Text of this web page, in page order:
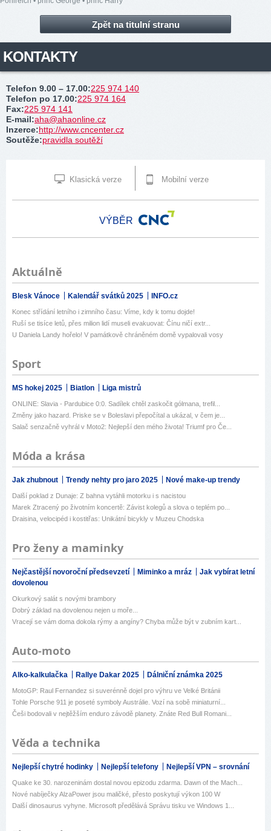
Zpět na titulní stranu
KONTAKTY
Telefon 9.00 – 17.00:225 974 140
Telefon po 17.00:225 974 164
Fax:225 974 141
E-mail:aha@ahaonline.cz
Inzerce:http://www.cncenter.cz
Soutěže:pravidla soutěží
Klasická verze Mobilní verze
VÝBĚR
Aktuálně
Blesk Vánoce Kalendář svátků 2025 INFO.cz
Konec střídání letního i zimního času: Víme, kdy k tomu dojde!
Ruší se tisíce letů, přes milion lidí museli evakuovat: Čínu ničí extr...
U Daniela Landy hořelo! V památkově chráněném domě vypalovali vosy
Sport
MS hokej 2025 Biatlon Liga mistrů
ONLINE: Slavia - Pardubice 0:0. Sadílek chtěl zaskočit gólmana, trefil...
Změny jako hazard. Priske se v Boleslavi přepočítal a ukázal, v čem je...
Salač senzačně vyhrál v Moto2: Nejlepší den mého života! Triumf pro Če...
Móda a krása
Jak zhubnout Trendy nehty pro jaro 2025 Nové make-up trendy
Další poklad z Dunaje: Z bahna vytáhli motorku i s nacistou
Marek Ztracený po životním koncertě: Závist kolegů a slova o teplém po...
Draisina, velocipéd i kostitřas: Unikátní bicykly v Muzeu Chodska
Pro ženy a maminky
Nejčastější novoroční předsevzetí Miminko a mráz
Jak vybírat letní
dovolenou
Okurkový salát s novými brambory
Dobrý základ na dovolenou nejen u moře...
Vracejí se vám doma dokola rýmy a angíny? Chyba může být v zubním kart...
Auto-moto
Alko-kalkulačka Rallye Dakar 2025 Dálniční známka 2025
MotoGP: Raul Fernandez si suverénně dojel pro výhru ve Velké Británii
Tohle Porsche 911 je poseté symboly Austrálie. Vozí na sobě miniaturní...
Češi bodovali v nejtěžším enduro závodě planety. Znáte Red Bull Romani...
Věda a technika
Nejlepší chytré hodinky Nejlepší telefony Nejlepší VPN – srovnání
Quake ke 30. narozeninám dostal novou epizodu zdarma. Dawn of the Mach...
Nové nabíječky AlzaPower jsou maličké, přesto poskytují výkon 100 W
Další dinosaurus vyhyne. Microsoft předělává Správu tisku ve Windows 1...